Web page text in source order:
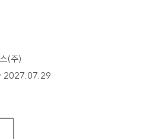
(주)
2027.07.29